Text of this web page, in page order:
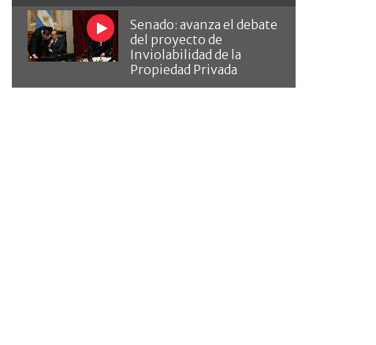
Senado: avanza el debate
del proyecto de
Inviolabilidad de la
Propiedad Privada